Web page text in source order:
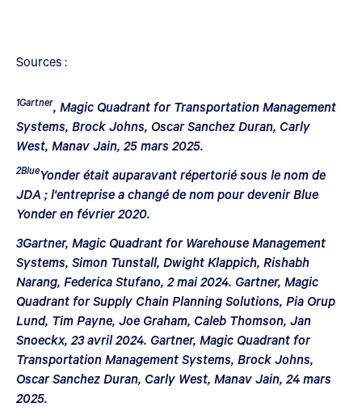
Sources :
1Gartner, Magic Quadrant for Transportation Management
Systems, Brock Johns, Oscar Sanchez Duran, Carly
West, Manav Jain, 25 mars 2025.
2BlueYonder était auparavant répertorié sous le nom de
JDA ; l'entreprise a changé de nom pour devenir Blue
Yonder en février 2020.
3Gartner, Magic Quadrant for Warehouse Management
Systems, Simon Tunstall, Dwight Klappich, Rishabh
Narang, Federica Stufano, 2 mai 2024. Gartner, Magic
Quadrant for Supply Chain Planning Solutions, Pia Orup
Lund, Tim Payne, Joe Graham, Caleb Thomson, Jan
Snoeckx, 23 avril 2024. Gartner, Magic Quadrant for
Transportation Management Systems, Brock Johns,
Oscar Sanchez Duran, Carly West, Manav Jain, 24 mars
2025.